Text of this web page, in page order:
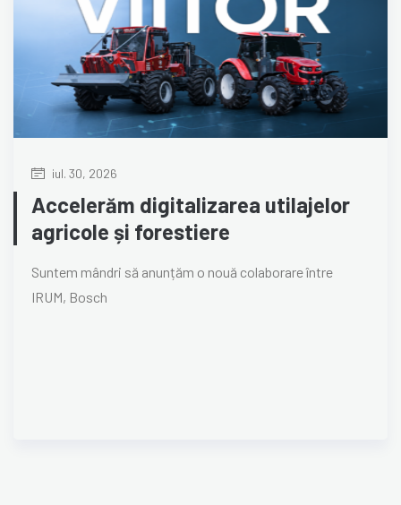
iul. 30, 2026
Accelerăm digitalizarea utilajelor
agricole și forestiere
Suntem mândri să anunțăm o nouă colaborare între
IRUM, Bosch